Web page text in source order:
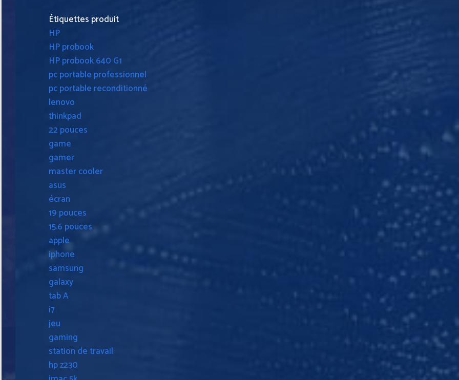
Étiquettes produit
HP
HP probook
HP probook 640 G1
pc portable professionnel
pc portable reconditionné
lenovo
thinkpad
22 pouces
game
gamer
master cooler
asus
écran
19 pouces
15.6 pouces
apple
iphone
samsung
galaxy
tab A
i7
jeu
gaming
station de travail
hp z230